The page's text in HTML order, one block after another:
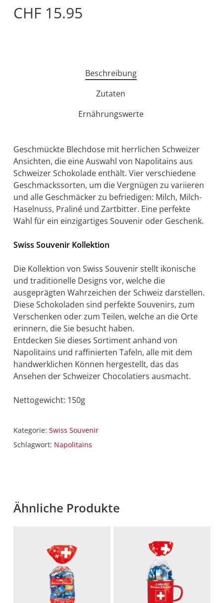
CHF15.95
Kategorie: Swiss Souvenir
Schlagwort: Napolitains
Beschreibung
Zutaten
Ernährungswerte
Geschmückte Blechdose mit herrlichen Schweizer
Ansichten, die eine Auswahl von Napolitains aus
Schweizer Schokolade enthält. Vier verschiedene
Geschmackssorten, um die Vergnügen zu variieren
und alle Geschmäcker zu befriedigen: Milch, Milch-
Haselnuss, Praliné und Zartbitter. Eine perfekte
Wahl für ein einzigartiges Souvenir oder Geschenk.
Swiss Souvenir Kollektion
Die Kollektion von Swiss Souvenir stellt ikonische
und traditionelle Designs vor, welche die
ausgeprägten Wahrzeichen der Schweiz darstellen.
Diese Schokoladen sind perfekte Souvenirs, zum
Verschenken oder zum Teilen, welche an die Orte
erinnern, die Sie besucht haben.
Entdecken Sie dieses Sortiment anhand von
Napolitains und raffinierten Tafeln, alle mit dem
handwerklichen Können hergestellt, das das
Ansehen der Schweizer Chocolatiers ausmacht.
Nettogewicht: 150g
Ähnliche Produkte